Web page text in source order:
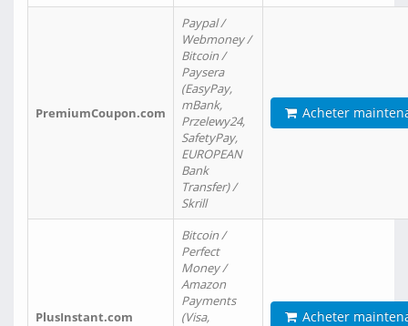
PremiumCoupon.com
Paypal /
Webmoney /
Bitcoin /
Paysera
(EasyPay,
mBank,
Przelewy24,
SafetyPay,
EUROPEAN
Bank
Transfer) /
Skrill
Acheter
PlusInstant.com
Bitcoin /
Perfect
Money /
Amazon
Payments
(Visa,
Acheter